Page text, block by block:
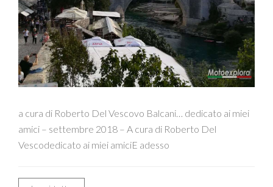
a cura di Roberto Del Vescovo Balcani… dedicato ai miei
amici – settembre 2018 – A cura di Roberto Del
Vescodedicato ai miei amiciE adesso